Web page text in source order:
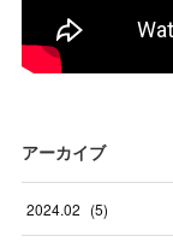
アーカイブ
2024.02 (5)